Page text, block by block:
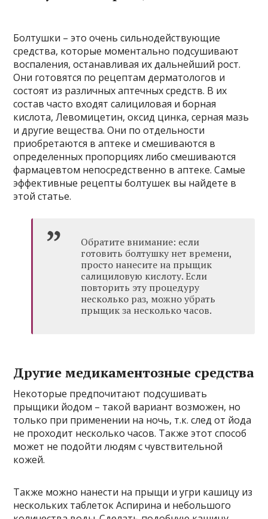
Болтушки – это очень сильнодействующие
средства, которые моментально подсушивают
воспаления, останавливая их дальнейший рост.
Они готовятся по рецептам дерматологов и
состоят из различных аптечных средств. В их
состав часто входят салициловая и борная
кислота, Левомицетин, оксид цинка, серная мазь
и другие вещества. Они по отдельности
приобретаются в аптеке и смешиваются в
определенных пропорциях либо смешиваются
фармацевтом непосредственно в аптеке. Самые
эффективные рецепты болтушек вы найдете в
этой статье.
Обратите внимание: если
готовить болтушку нет времени,
просто нанесите на прыщик
салициловую кислоту. Если
повторить эту процедуру
несколько раз, можно убрать
прыщик за несколько часов.
Другие медикаментозные средства
Некоторые предпочитают подсушивать
прыщики йодом – такой вариант возможен, но
только при применении на ночь, т.к. след от йода
не проходит несколько часов. Также этот способ
может не подойти людям с чувствительной
кожей.
Также можно нанести на прыщи и угри кашицу из
нескольких таблеток Аспирина и небольшого